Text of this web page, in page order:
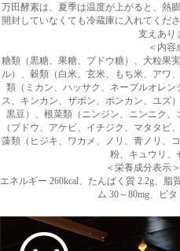
万田酵素は、夏季は温度が上がると、熱
開封していなくても冷蔵庫に入れてくだ
支えあり
＜内容
糖類（黒糖、果糖、ブドウ糖）、大粒果
ル）、穀類（白米、玄米、もち米、アワ
類（ミカン、ハッサク、ネーブルオレ
ス、キンカン、ザボン、ポンカン、ユズ
黒豆）、根菜類（ニンジン、ニンニク
（ブドウ、アケビ、イチジク、マタタビ
藻類（ヒジキ、ワカメ、ノリ、青ノリ、
粉、キュウリ、
＜栄養成分表示
エネルギー 260kcal、たんぱく質 2.2g、脂
ム 30～80mg、ビ